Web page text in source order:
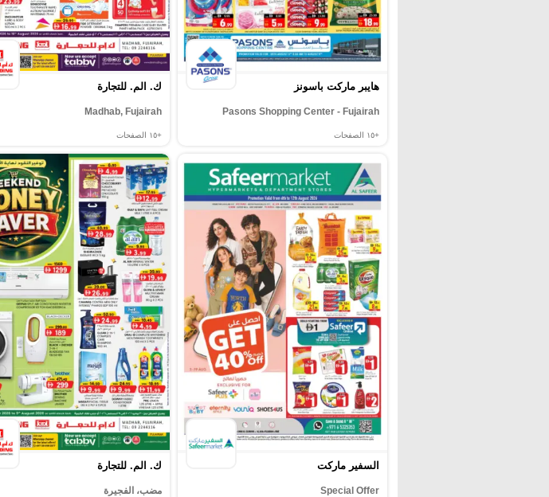
هايبر ماركت باسونز
Pasons Shopping Center - Fujairah
+١٥ الصفحات
ك. الم. للتجارة
Madhab, Fujairah
+١٥ الصفحات
السفير ماركت
Special Offer
ك. الم. للتجارة
مضب، الفجيرة